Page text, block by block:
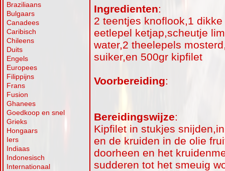
Braziliaans
Bulgaars
Canadees
Caribisch
Chileens
Duits
Engels
Europees
Filippijns
Frans
Fusion
Ghanees
Goedkoop en snel
Grieks
Hongaars
Iers
Indiaas
Indonesisch
Internationaal
Ingredienten:
2 teentjes knoflook,1
eetlepel ketjap,scheutje
water,2 theelepels
suiker,en 500gr kipfilet
Voorbereiding:
Bereidingswijze:
Kipfilet in stukjes
en de kruiden in de olie
doorheen en het
sudderen tot het smeuig